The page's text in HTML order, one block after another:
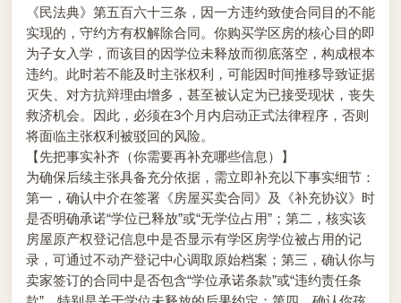
《民法典》第五百六十三条，因一方违约致使合同目的不能
实现的，守约方有权解除合同。你购买学区房的核心目的即
为子女入学，而该目的因学位未释放而彻底落空，构成根本
违约。此时若不能及时主张权利，可能因时间推移导致证据
灭失、对方抗辩理由增多，甚至被认定为已接受现状，丧失
救济机会。因此，必须在3个月内启动正式法律程序，否则
将面临主张权利被驳回的风险。
【先把事实补齐（你需要再补充哪些信息）】
为确保后续主张具备充分依据，需立即补充以下事实细节：
第一，确认中介在签署《房屋买卖合同》及《补充协议》时
是否明确承诺“学位已释放”或“无学位占用”；第二，核实该
房屋原产权登记信息中是否显示有学区房学位被占用的记
录，可通过不动产登记中心调取原始档案；第三，确认你与
卖家签订的合同中是否包含“学位承诺条款”或“违约责任条